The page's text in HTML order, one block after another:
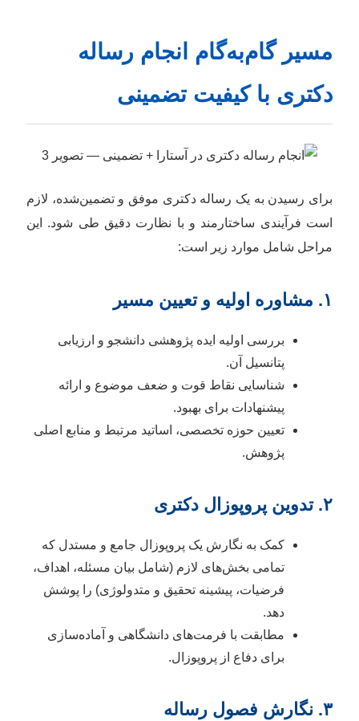
مسیر گام‌به‌گام انجام رساله
دکتری با کیفیت تضمینی
برای رسیدن به یک رساله دکتری موفق و تضمین‌شده، لازم
است فرآیندی ساختارمند و با نظارت دقیق طی شود. این
مراحل شامل موارد زیر است:
بررسی اولیه ایده پژوهشی دانشجو و ارزیابی
پتانسیل آن.
شناسایی نقاط قوت و ضعف موضوع و ارائه
پیشنهادات برای بهبود.
تعیین حوزه تخصصی، اساتید مرتبط و منابع اصلی
پژوهش.
۲. تدوین پروپوزال دکتری
کمک به نگارش یک پروپوزال جامع و مستدل که
تمامی بخش‌های لازم (شامل بیان مسئله، اهداف،
فرضیات، پیشینه تحقیق و متدولوژی) را پوشش
دهد.
مطابقت با فرمت‌های دانشگاهی و آماده‌سازی
برای دفاع از پروپوزال.
۳. نگارش فصول رساله